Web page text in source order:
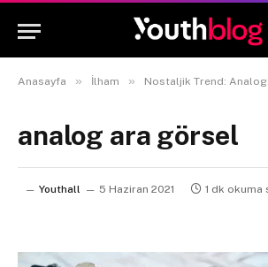
Anasayfa » İlham » Nostaljik Trend: Analog
analog ara görsel
Youthall 5 Haziran 2021 1 dk okuma